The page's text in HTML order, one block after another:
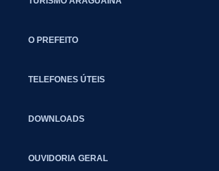
O PREFEITO
TELEFONES ÚTEIS
DOWNLOADS
OUVIDORIA GERAL